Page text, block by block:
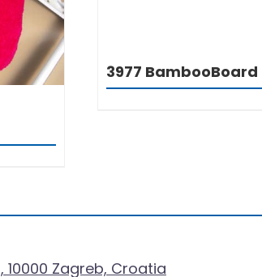
3977 BambooBoard
10000 Zagreb, Croatia